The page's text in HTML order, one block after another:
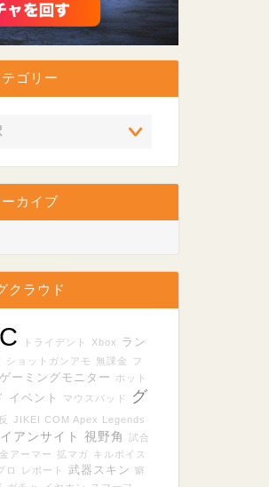
テゴリー
カイブ
クラウド
トライデント Xbox
ラン
ショットガンアモ 無課金
フ
ゲーミングモニター
ホット
イベント マウスパッド
グ
JIKEI COM Apex Legends
アンサイト 視野角
試合
金アーマー 拡マガ キルボイス
ロ レポート 武器スキン 癖